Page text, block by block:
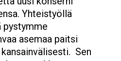
Yhteistyöllä
pystymme
asemaa paitsi
Sen